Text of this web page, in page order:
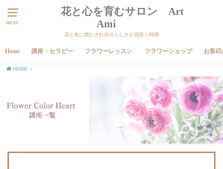
MENU
花と心を育むサロン Art
Ami
花と色に満たされ自分らしさが花咲く時間
Home 講座・セラピー フラワーレッスン フラワーショップ お客様
HOME